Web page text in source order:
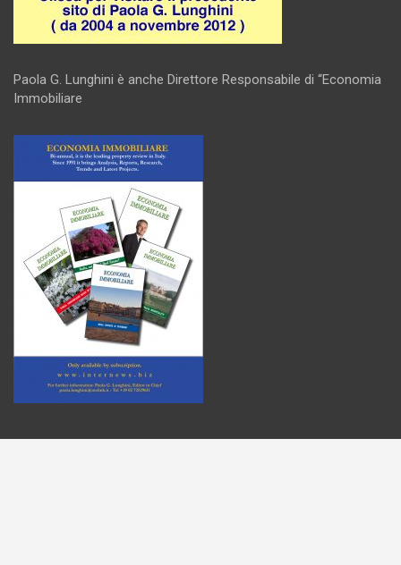
Paola G. Lunghini è anche Direttore Responsabile di “Economia
Immobiliare